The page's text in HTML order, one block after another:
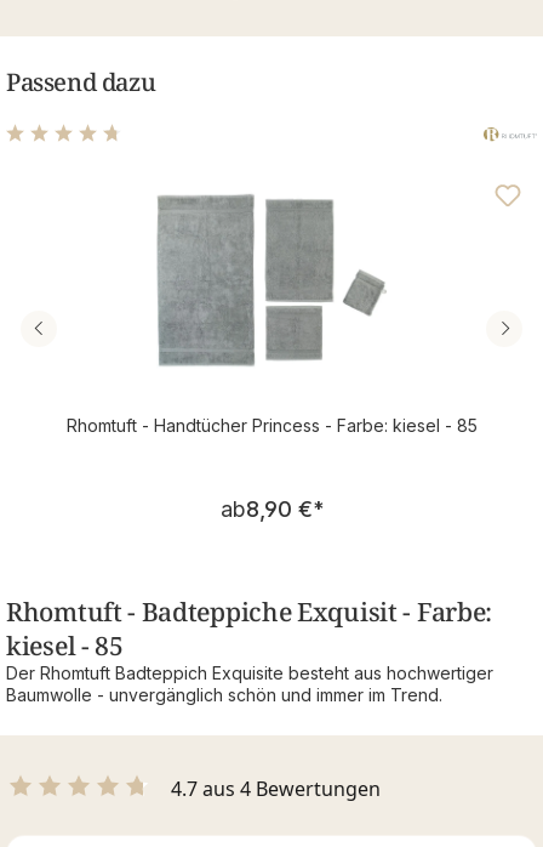
Passend dazu
Rhomtuft - Handtücher Princess - Farbe: kiesel - 85
Regulärer Preis:
ab8,90 €*
Rhomtuft - Badteppiche Exquisit - Farbe:
kiesel - 85
Der Rhomtuft Badteppich Exquisite besteht aus hochwertiger
Baumwolle - unvergänglich schön und immer im Trend.
4.7 aus 4 Bewertungen